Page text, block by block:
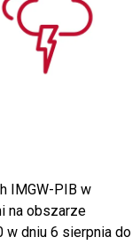
IMGW-PIB w
na obszarze
dniu 6 sierpnia do